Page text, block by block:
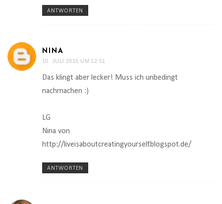
ANTWORTEN
NINA
10. JULI 2015 UM 12:51
Das klingt aber lecker! Muss ich unbedingt
nachmachen :)
LG
Nina von
http://liveisaboutcreatingyourself.blogspot.de/
ANTWORTEN